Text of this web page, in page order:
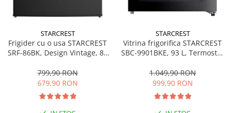
STARCREST
Frigider cu o usa STARCREST
SRF-86BK, Design Vintage, 85
interioara, H 84 cm, Negru
799,90 RON
679,90 RON
STARCREST
Vitrina frigorifica STARCREST
SBC-9901BKE, 93 L, Termostat
sticla, H 84.5 cm, Negru
1.049,90 RON
999,90 RON